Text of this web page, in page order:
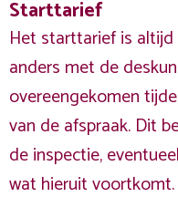
Starttarief
Het starttarief is altijd
anders met de
overeengekomen
van de afspraak. Dit
de inspectie,
wat hieruit voortkomt.